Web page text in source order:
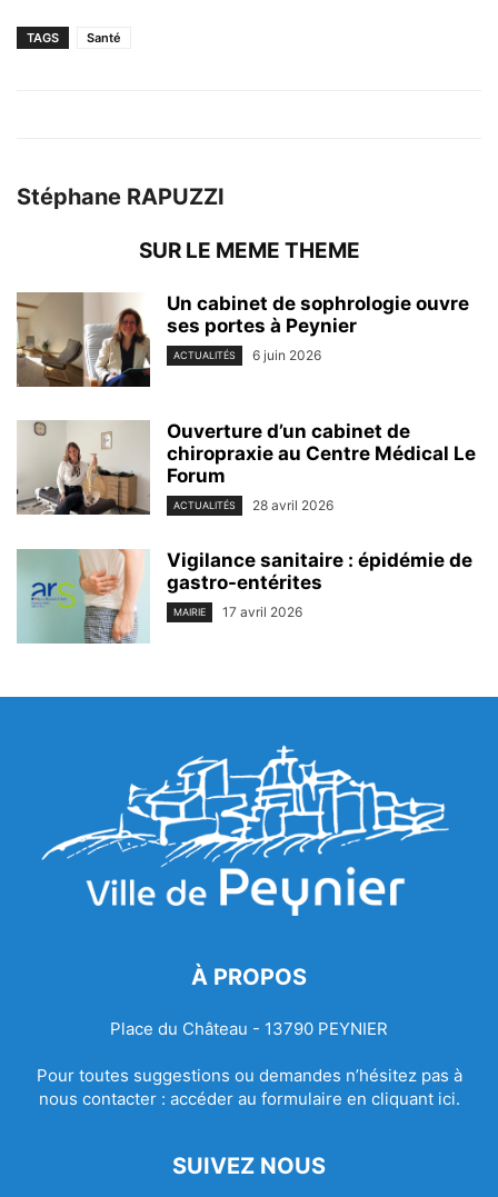
TAGS Santé
Stéphane RAPUZZI
SUR LE MEME THEME
Un cabinet de sophrologie ouvre
ses portes à Peynier
ACTUALITÉS 6 juin 2026
Ouverture d’un cabinet de
chiropraxie au Centre Médical Le
Forum
ACTUALITÉS 28 avril 2026
Vigilance sanitaire : épidémie de
gastro-entérites
MAIRIE 17 avril 2026
À PROPOS
Place du Château - 13790 PEYNIER
Pour toutes suggestions ou demandes n’hésitez pas à
nous contacter : accéder au formulaire en cliquant ici.
SUIVEZ NOUS